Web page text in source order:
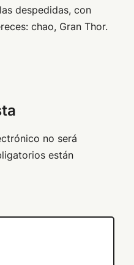
despedidas, con
chao, Gran Thor.
no será
están